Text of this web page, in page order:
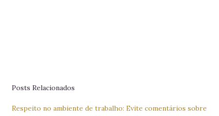
Posts Relacionados
Respeito no ambiente de trabalho: Evite comentários sobre